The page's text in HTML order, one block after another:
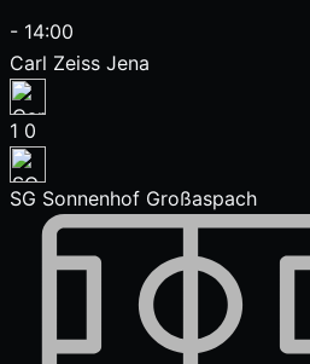
- 14:00
Carl Zeiss Jena
1 0
SG Sonnenhof Großaspach